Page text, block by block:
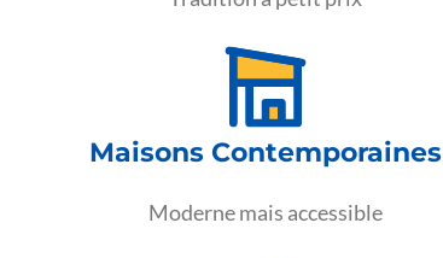
Maisons Contemporaines
Moderne mais accessible